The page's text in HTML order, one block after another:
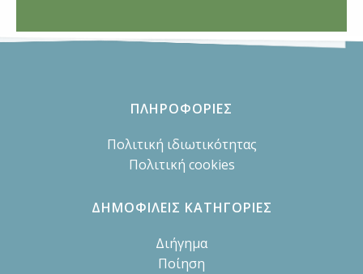
ΠΛΗΡΟΦΟΡΙΕΣ
Πολιτική ιδιωτικότητας
Πολιτική cookies
ΔΗΜΟΦΙΛΕΙΣ ΚΑΤΗΓΟΡΙΕΣ
Διήγημα
Ποίηση